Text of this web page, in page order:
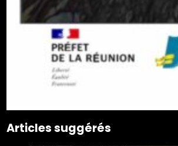
Articles suggérés